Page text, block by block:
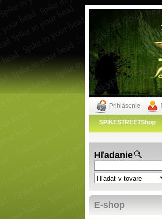
Prihlásenie
SPIKESTREETShop
Hľadanie
E-shop